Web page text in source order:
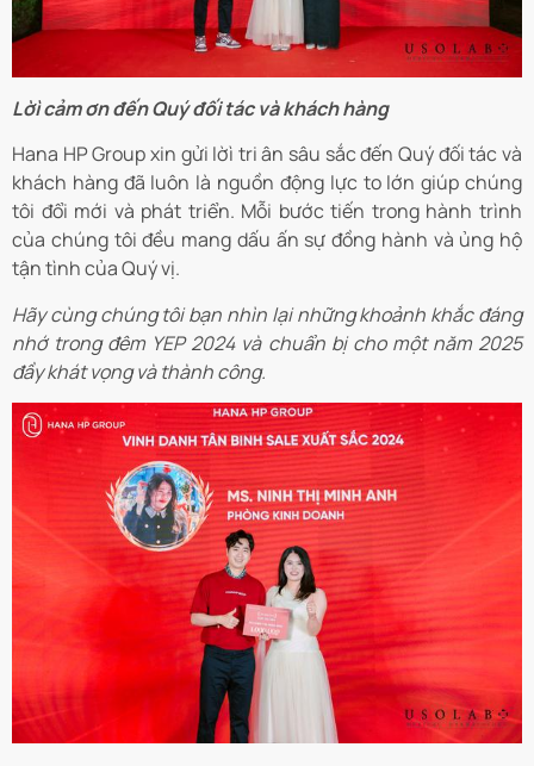
Lờì cảm ơn đến Quý đối tác và khách hàng
Hana HP Group xin gửi lờì tri ân sâu sắc đến Quý đối tác và
khách hàng đã luôn là nguồn động lực to lớn giúp chúng
tôi đổi mới và phát triển. Mỗi bước tiến trong hành trình
của chúng tôi đều mang dấu ấn sự đồng hành và ủng hộ
tận tình của Quý vị.
Hãy cùng chúng tôi bạn nhìn lại những khoảnh khắc đáng
nhớ trong đêm YEP 2024 và chuẩn bị cho một năm 2025
đầy khát vọng và thành công.